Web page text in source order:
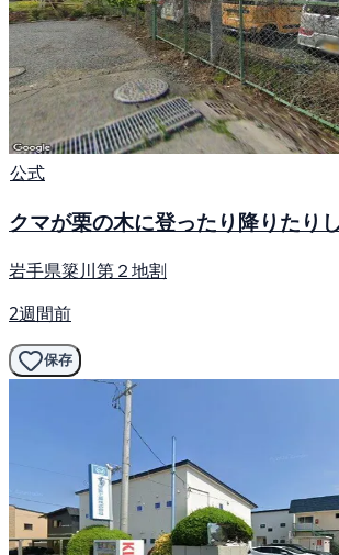
公式
クマが栗の木に登ったり降りたりし
岩手県簗川第２地割
2週間前
保存